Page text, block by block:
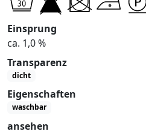
Einsprung
ca. 1,0 %
Transparenz
dicht
Eigenschaften
waschbar
ansehen